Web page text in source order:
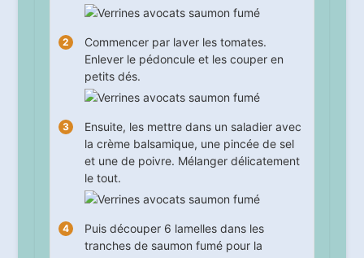
Commencer par laver les tomates.
Enlever le pédoncule et les couper en
petits dés.
Ensuite, les mettre dans un saladier avec
la crème balsamique, une pincée de sel
et une de poivre. Mélanger délicatement
le tout.
Puis découper 6 lamelles dans les
tranches de saumon fumé pour la